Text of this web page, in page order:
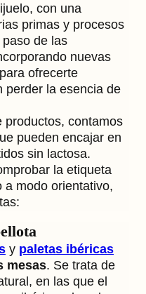
con una
primas y procesos
de las
nuevas
ofrecerte
perder la esencia de
productos, contamos
pueden encajar en
sin lactosa.
la etiqueta
a modo orientativo,
y paletas ibéricas
mesas. Se trata de
en las que el